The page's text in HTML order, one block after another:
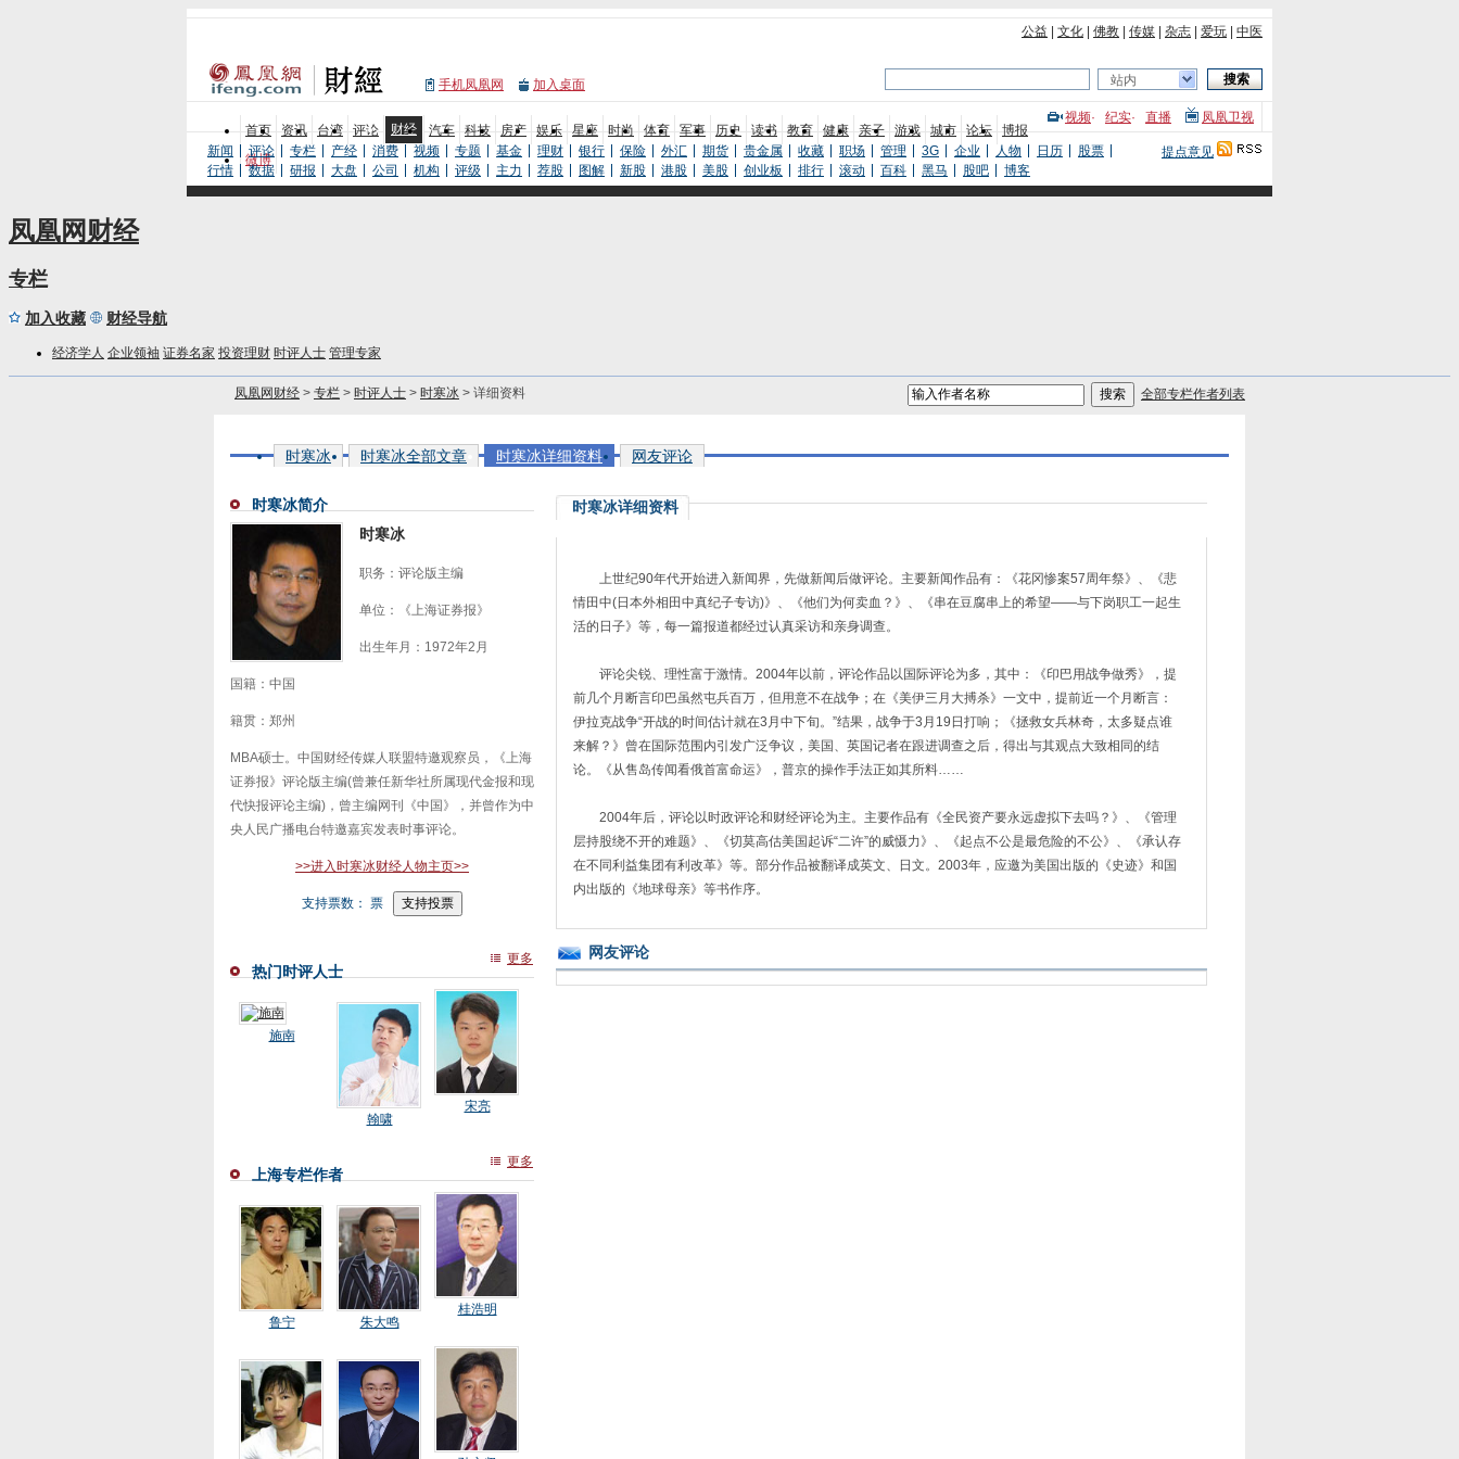
公益 文化 佛教 传媒 杂志 爱玩 中医
手机凤凰网 加入桌面 站内
首页 资讯 台湾 评论 财经 汽车 科技 房产 娱乐 星座 时尚 体育 军事 历史 读书 教育 健康 亲子 游戏 城市 论坛
博报
微博
视频· 纪实· 直播 凤凰卫视
新闻 评论 专栏 产经 消费 视频 专题 基金 理财 银行 保险 外汇 期货 贵金属 收藏 职场 管理 3G 企业 人物 日历
股票
行情
数据 研报 大盘 公司 机构 评级 主力 荐股 图解 新股 港股 美股 创业板 排行 滚动 百科 黑马 股吧 博客
提点意见
凤凰网财经
专栏
加入收藏 财经导航
经济学人 企业领袖 证券名家 投资理财 时评人士 管理专家
凤凰网财经 > 专栏 > 时评人士 > 时寒冰 > 详细资料 全部专栏作者列表
时寒冰 时寒冰全部文章 时寒冰详细资料 网友评论
时寒冰简介
时寒冰
职务：评论版主编
单位：《上海证券报》
出生年月：1972年2月
国籍：中国
籍贯：郑州
MBA硕士。中国财经传媒人联盟特邀观察员，《上海
证券报》评论版主编(曾兼任新华社所属现代金报和现
代快报评论主编)，曾主编网刊《中国》，并曾作为中
央人民广播电台特邀嘉宾发表时事评论。
>>进入时寒冰财经人物主页>>
支持票数： 票
热门时评人士
更多
施南
翰啸
宋亮
上海专栏作者
更多
鲁宁 朱大鸣
桂浩明
时寒冰详细资料
上世纪90年代开始进入新闻界，先做新闻后做评论。主要新闻作品有：《花冈惨案57周年祭》、《悲
情田中(日本外相田中真纪子专访)》、《他们为何卖血？》、《串在豆腐串上的希望——与下岗职工一起生
活的日子》等，每一篇报道都经过认真采访和亲身调查。
评论尖锐、理性富于激情。2004年以前，评论作品以国际评论为多，其中：《印巴用战争做秀》，提
前几个月断言印巴虽然屯兵百万，但用意不在战争；在《美伊三月大搏杀》一文中，提前近一个月断言：
伊拉克战争“开战的时间估计就在3月中下旬。”结果，战争于3月19日打响；《拯救女兵林奇，太多疑点谁
来解？》曾在国际范围内引发广泛争议，美国、英国记者在跟进调查之后，得出与其观点大致相同的结
论。《从售岛传闻看俄首富命运》，普京的操作手法正如其所料……
2004年后，评论以时政评论和财经评论为主。主要作品有《全民资产要永远虚拟下去吗？》、《管理
层持股绕不开的难题》、《切莫高估美国起诉“二许”的威慑力》、《起点不公是最危险的不公》、《承认存
在不同利益集团有利改革》等。部分作品被翻译成英文、日文。2003年，应邀为美国出版的《史迹》和国
内出版的《地球母亲》等书作序。
网友评论